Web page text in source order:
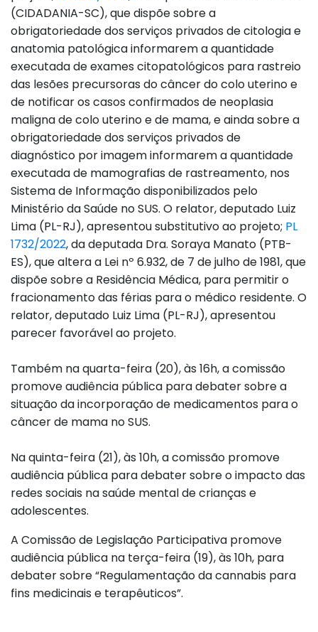
(CIDADANIA-SC), que dispõe sobre a
obrigatoriedade dos serviços privados de citologia e
anatomia patológica informarem a quantidade
executada de exames citopatológicos para rastreio
das lesões precursoras do câncer do colo uterino e
de notificar os casos confirmados de neoplasia
maligna de colo uterino e de mama, e ainda sobre a
obrigatoriedade dos serviços privados de
diagnóstico por imagem informarem a quantidade
executada de mamografias de rastreamento, nos
Sistema de Informação disponibilizados pelo
Ministério da Saúde no SUS. O relator, deputado Luiz
Lima (PL-RJ), apresentou substitutivo ao projeto; PL
1732/2022, da deputada Dra. Soraya Manato (PTB-
ES), que altera a Lei nº 6.932, de 7 de julho de 1981, que
dispõe sobre a Residência Médica, para permitir o
fracionamento das férias para o médico residente. O
relator, deputado Luiz Lima (PL-RJ), apresentou
parecer favorável ao projeto.
Também na quarta-feira (20), às 16h, a comissão
promove audiência pública para debater sobre a
situação da incorporação de medicamentos para o
câncer de mama no SUS.
Na quinta-feira (21), às 10h, a comissão promove
audiência pública para debater sobre o impacto das
redes sociais na saúde mental de crianças e
adolescentes.
A Comissão de Legislação Participativa promove
audiência pública na terça-feira (19), às 10h, para
debater sobre “Regulamentação da cannabis para
fins medicinais e terapêuticos”.